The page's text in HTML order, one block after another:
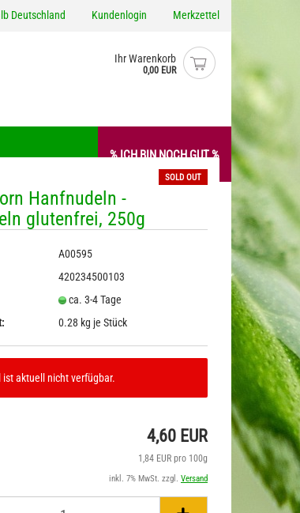
Deutschland Kundenlogin Merkzettel
Ihr Warenkorb
0,00 EUR
Gewürze
Hanfmehl / -Proteine
Nudeln mit Hanf
% ICH BIN NOCH GUT %
SOLD OUT
Hanfnudeln -
glutenfrei, 250g
A00595
420234500103
ca. 3-4 Tage
0.28 kg je Stück
ist aktuell nicht verfügbar.
4,60 EUR
1,84 EUR pro 100g
inkl. 7% MwSt. zzgl. Versand